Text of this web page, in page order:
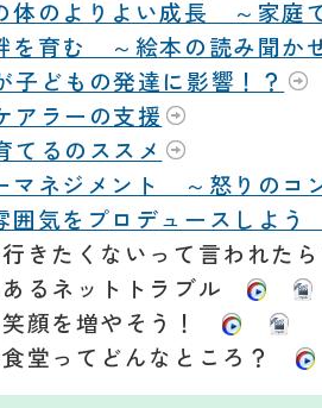
体のよりよい成長 ～家庭
を育む ～絵本の読み聞か
子どもの発達に影響！？
アラーの支援
てるのススメ
マネジメント ～怒りのコ
囲気をプロデュースしよ
きたくないって言われた
るネットトラブル
笑顔を増やそう！
堂ってどんなところ？